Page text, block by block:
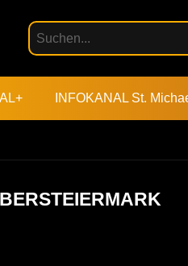
INFOKANAL St.